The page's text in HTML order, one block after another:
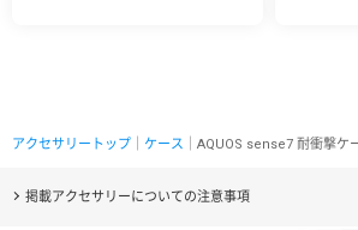
アクセサリートップ ケース ｜AQUOS sense7 耐衝撃
掲載アクセサリーについての注意事項